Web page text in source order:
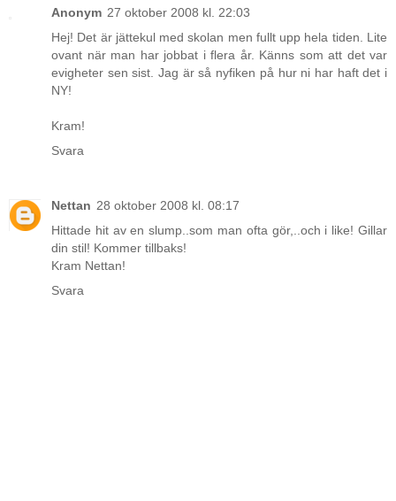
Anonym 27 oktober 2008 kl. 22:03
Hej! Det är jättekul med skolan men fullt upp hela tiden. Lite
ovant när man har jobbat i flera år. Känns som att det var
evigheter sen sist. Jag är så nyfiken på hur ni har haft det i
NY!
Kram!
Svara
Nettan 28 oktober 2008 kl. 08:17
Hittade hit av en slump..som man ofta gör,..och i like! Gillar
din stil! Kommer tillbaks!
Kram Nettan!
Svara